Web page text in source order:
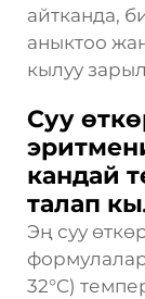
айтканда,
аныктоо
кылуу
Суу
кандай
талап
Эң суу
32°C)